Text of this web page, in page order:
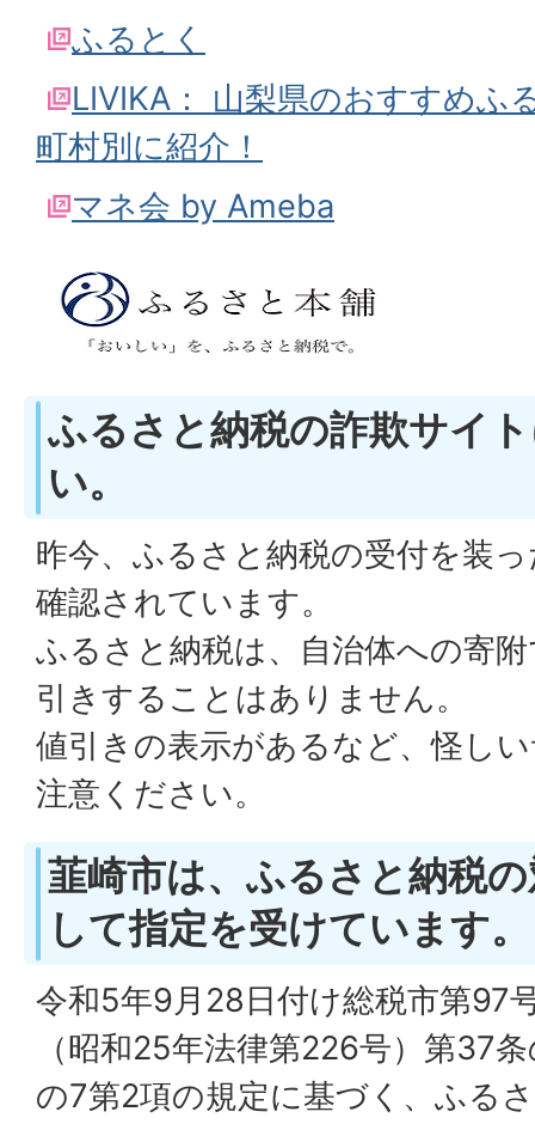
ふるとく
LIVIKA： 山梨県のおすすめふ
町村別に紹介！
マネ会 by Ameba
ふるさと納税の詐欺サイ
い。
昨今、ふるさと納税の受付を装
確認されています。
ふるさと納税は、自治体への寄
引きすることはありません。
値引きの表示があるなど、怪し
注意ください。
韮崎市は、ふるさと納税
して指定を受けています。
令和5年9月28日付け総税市第97
（昭和25年法律第226号）第37
の7第2項の規定に基づく、ふる